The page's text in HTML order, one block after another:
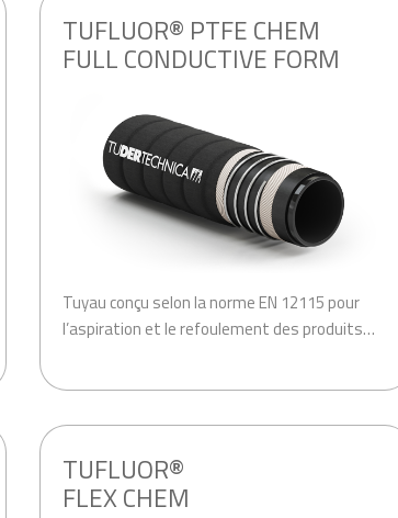
TUFLUOR® PTFE CHEM
FULL CONDUCTIVE FORM
Tuyau conçu selon la norme EN 12115 pour
l’aspiration et le refoulement des produits…
TUFLUOR®
FLEX CHEM